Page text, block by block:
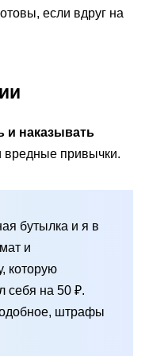
если вдруг на
и наказывать
вредные привычки.
бутылка и я в
и
которую
себя на 50 ₽.
штрафы